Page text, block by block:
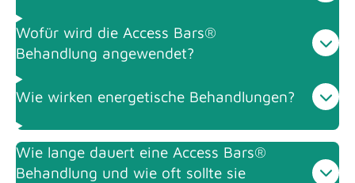
Wofür wird die Access Bars®
Behandlung angewendet?
Wie wirken energetische Behandlungen?
Wie lange dauert eine Access Bars®
Behandlung und wie oft sollte sie